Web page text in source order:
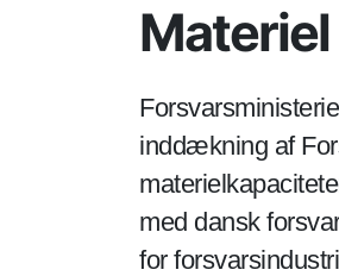
inddækning af
med dansk
for